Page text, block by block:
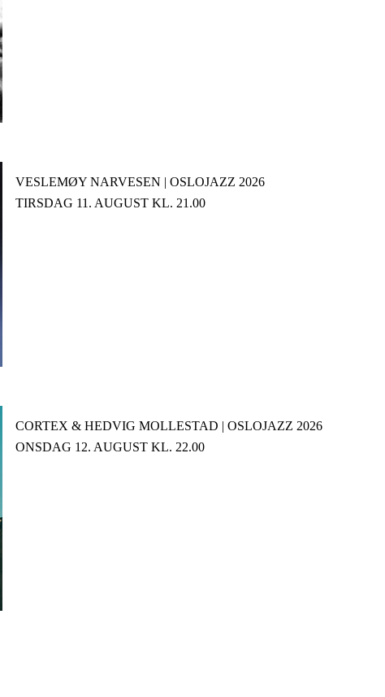
VESLEMØY NARVESEN | OSLOJAZZ 2026
TIRSDAG 11. AUGUST KL. 21.00
CORTEX & HEDVIG MOLLESTAD | OSLOJAZZ 2026
ONSDAG 12. AUGUST KL. 22.00